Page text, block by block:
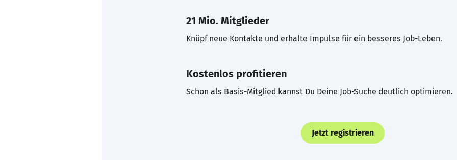
21 Mio. Mitglieder
Knüpf neue Kontakte und erhalte Impulse für ein besseres Job-Leben.
Kostenlos profitieren
Schon als Basis-Mitglied kannst Du Deine Job-Suche deutlich optimieren.
Jetzt registrieren